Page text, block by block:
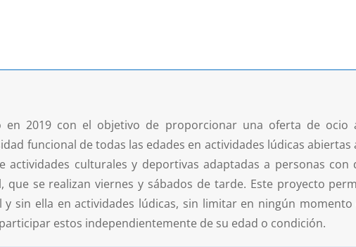
en 2019 con el objetivo de proporcionar una oferta de ocio
funcional de todas las edades en actividades lúdicas
actividades culturales y deportivas adaptadas a personas con
que se realizan viernes y sábados de tarde. Este proyecto
y sin ella en actividades lúdicas, sin limitar en ningún
estos independientemente de su edad o condición.